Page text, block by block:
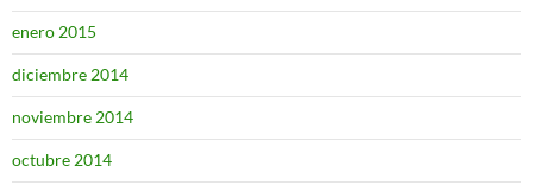
enero 2015
diciembre 2014
noviembre 2014
octubre 2014